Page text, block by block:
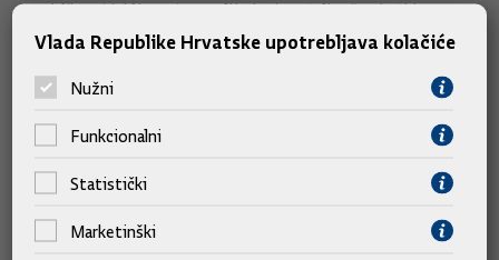
stradalih najdublju sućut. Ozlijeđenima želim što brži i
uspješniji oporavak.“
Slične vijesti
Vlada Republike Hrvatske upotrebljava kolačiće
Nužni
Funkcionalni
Statistički
Marketinški